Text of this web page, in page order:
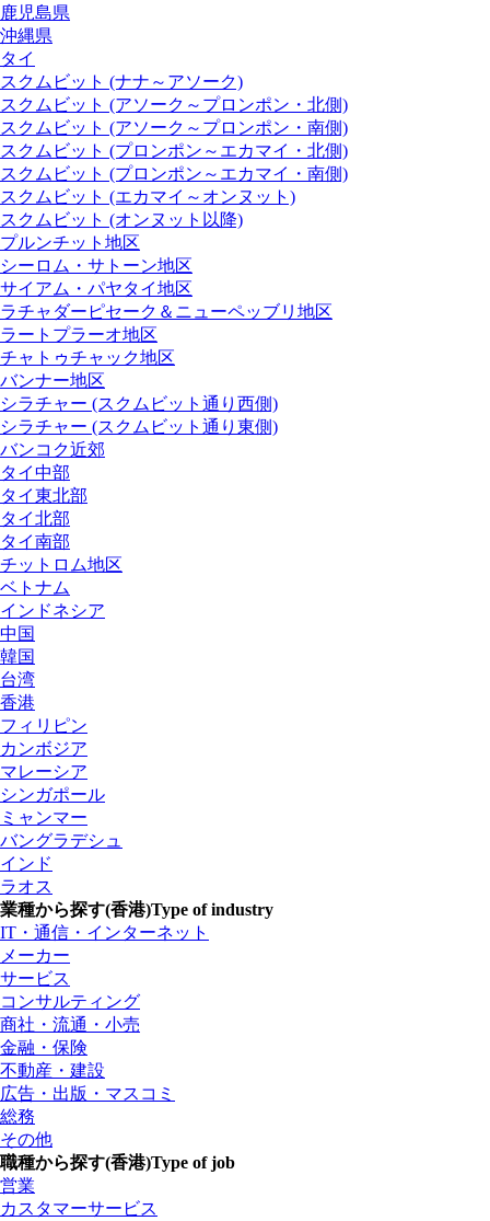
鹿児島県
沖縄県
タイ
スクムビット (ナナ～アソーク)
スクムビット (アソーク～プロンポン・北側)
スクムビット (アソーク～プロンポン・南側)
スクムビット (プロンポン～エカマイ・北側)
スクムビット (プロンポン～エカマイ・南側)
スクムビット (エカマイ～オンヌット)
スクムビット (オンヌット以降)
プルンチット地区
シーロム・サトーン地区
サイアム・パヤタイ地区
ラチャダーピセーク＆ニューペッブリ地区
ラートプラーオ地区
チャトゥチャック地区
バンナー地区
シラチャー (スクムビット通り西側)
シラチャー (スクムビット通り東側)
バンコク近郊
タイ中部
タイ東北部
タイ北部
タイ南部
チットロム地区
ベトナム
インドネシア
中国
韓国
台湾
香港
フィリピン
カンボジア
マレーシア
シンガポール
ミャンマー
バングラデシュ
インド
ラオス
業種から探す(香港)Type of industry
IT・通信・インターネット
メーカー
サービス
コンサルティング
商社・流通・小売
金融・保険
不動産・建設
広告・出版・マスコミ
総務
その他
職種から探す(香港)Type of job
営業
カスタマーサービス